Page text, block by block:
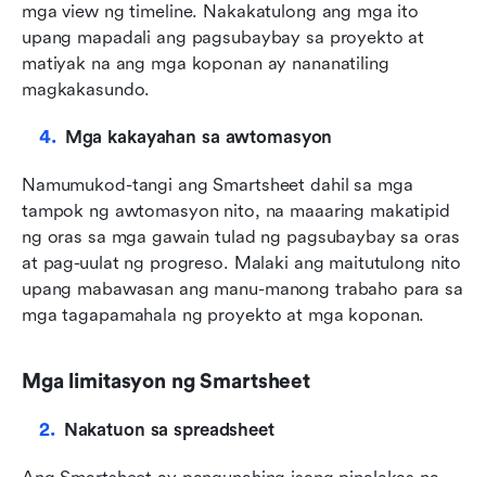
mga view ng timeline. Nakakatulong ang mga ito
upang mapadali ang pagsubaybay sa proyekto at
matiyak na ang mga koponan ay nananatiling
magkakasundo.
Mga kakayahan sa awtomasyon
Namumukod-tangi ang Smartsheet dahil sa mga
tampok ng awtomasyon nito, na maaaring makatipid
ng oras sa mga gawain tulad ng pagsubaybay sa oras
at pag-uulat ng progreso. Malaki ang maitutulong nito
upang mabawasan ang manu-manong trabaho para sa
mga tagapamahala ng proyekto at mga koponan.
Mga limitasyon ng Smartsheet
Nakatuon sa spreadsheet